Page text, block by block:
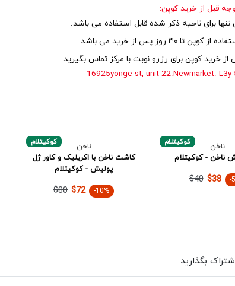
قبل از خرید کوپن:
برای ناحیه ذکر شده قابل استفاده می باشد.
کوپن تا ۳۰ روز پس از خرید می باشد.
خرید کوپن برای رزرو نوبت با مرکز تماس بگیرید.
16925yonge st, unit 22.Newmarket. L3y
کوکیتلام
ناخن
ناخن - کوکیتلام
$40 $38 -
کوکیتلام
ناخن
کاشت ناخن با اکریلیک و کاور ژل
پولیش - کوکیتلام
$80 $72 -10%
بگذارید